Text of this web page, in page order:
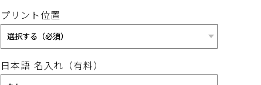
プリント位置
日本語 名入れ（有料）